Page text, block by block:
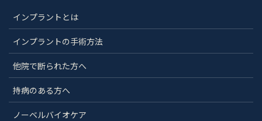
インプラントとは
インプラントの手術方法
他院で断られた方へ
持病のある方へ
ノーベルバイオケア